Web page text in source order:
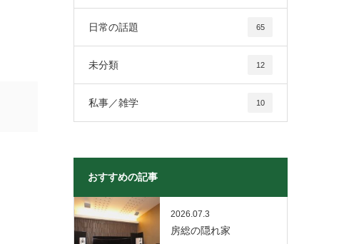
日常の話題 65
未分類 12
私事／雑学 10
おすすめの記事
2026.07.3
房総の隠れ家